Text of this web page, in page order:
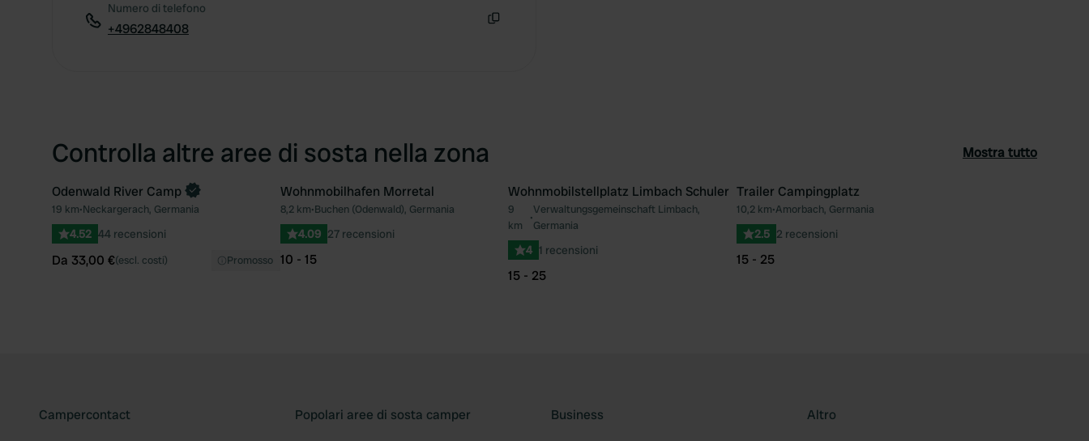
Numero di telefono
+4962848408
Controlla altre aree di sosta nella zona Mostra tutto
Preferito
Prenota ora
Odenwald River Camp
19 km•Neckargerach, Germania
4.52 44 recensioni
Da 33,00 €(escl. costi) Promosso
Preferito
Wohnmobilhafen Morretal
8,2 km•Buchen (Odenwald), Germania
4.09 27 recensioni
10 - 15
Preferito
Wohnmobilstellplatz Limbach Schuler
9
km
•
Verwaltungsgemeinschaft Limbach,
Germania
4 1 recensioni
15 - 25
Trailer Campingplatz
10,2 km•Amorbach, Germania
2.5 2 recensioni
15 - 25
Campercontact Popolari aree di sosta camper Business Altro